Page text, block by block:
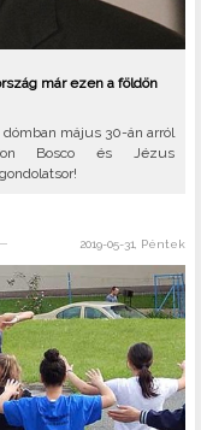
már ezen a földön
május 30-án arról
Bosco és Jézus
2019-05-31, Péntek